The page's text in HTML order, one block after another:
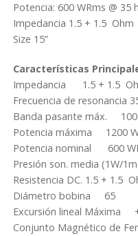
Potencia: 600 WRms @ 35
Impedancia 1.5 + 1.5 Ohm
Size 15”
Características
Impedancia 1.5 + 1.5
Frecuencia de resonancia
Banda pasante máx.
Potencia máxima 1200
Potencia nominal 600
Presión son. media (1W/
Resistencia DC. 1.5 + 1.5
Diámetro
Excursión lineal Máxima
Conjunto Magnético de